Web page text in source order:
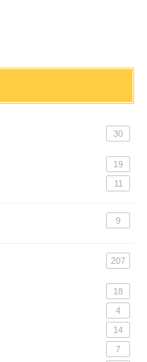
30
19
11
9
207
18
4
14
7